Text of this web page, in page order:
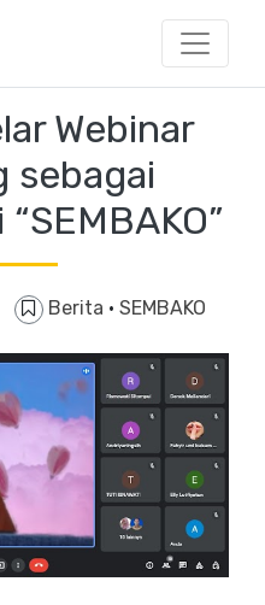
Webinar
sebagai
Berita · SEMBAKO